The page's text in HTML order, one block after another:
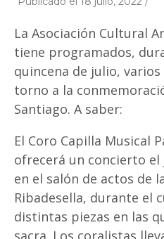
La Asociación Cultural
tiene programados,
quincena de julio,
torno a la
Santiago. A saber:
El Coro Capilla Musical
ofrecerá un concierto el
en el salón de actos de
Ribadesella, durante el
distintas piezas en las
sacra. Los coralistas